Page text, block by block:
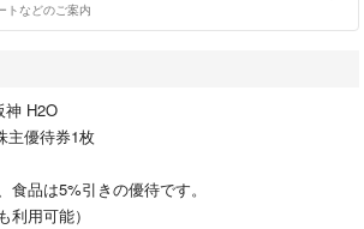
トなどのご案内
神 H2O
主優待券1枚
品は5%引きの優待です。
利用可能）